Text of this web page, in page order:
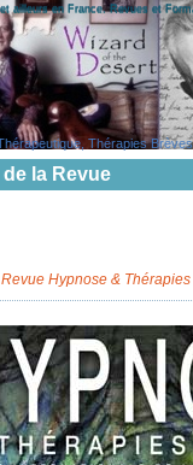
ailleurs en France. Revues et
Thérapies
la Revue
Revue Hypnose &